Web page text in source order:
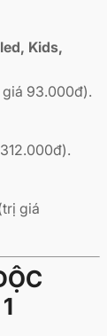
Kids,
93.000đ).
giá